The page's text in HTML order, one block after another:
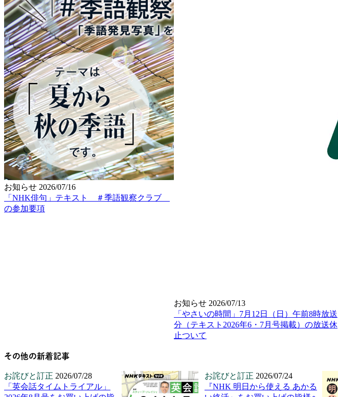
お知らせ 2026/07/16
「NHK俳句」テキスト ＃季語観察クラブ
の参加要項
お知らせ 2026/07/13
「やさいの時間」7月12日（日）午前8時放送
分（テキスト2026年6・7月号掲載）の放送休
止ついて
その他の新着記事
お詫びと訂正 2026/07/28
「英会話タイムトライアル」
お詫びと訂正 2026/07/24
『NHK 明日から使える あかる